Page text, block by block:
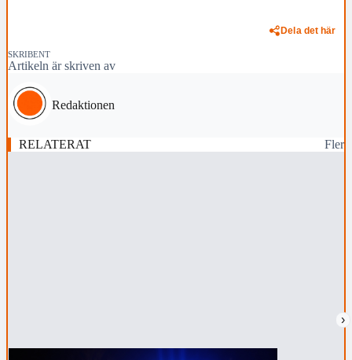
Dela det här
SKRIBENT
Artikeln är skriven av
Redaktionen
RELATERAT Fler
›